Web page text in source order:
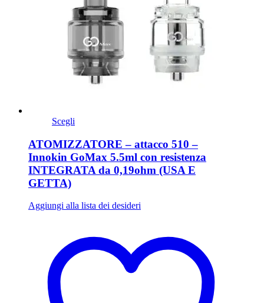
Scegli
ATOMIZZATORE – attacco 510 –
Innokin GoMax 5.5ml con resistenza
INTEGRATA da 0,19ohm (USA E
GETTA)
Aggiungi alla lista dei desideri